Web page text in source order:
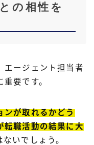
の相性を
エージェント担当者
要です。
ンが取れるかどう
転職活動の結果に大
いでしょう。